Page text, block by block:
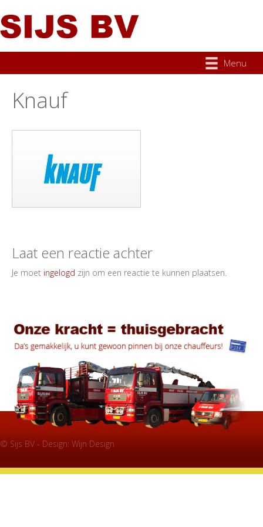
Menu
Knauf
Laat een reactie achter
Je moet ingelogd zijn om een reactie te kunnen plaatsen.
© Sijs BV - Design: Wijn Design